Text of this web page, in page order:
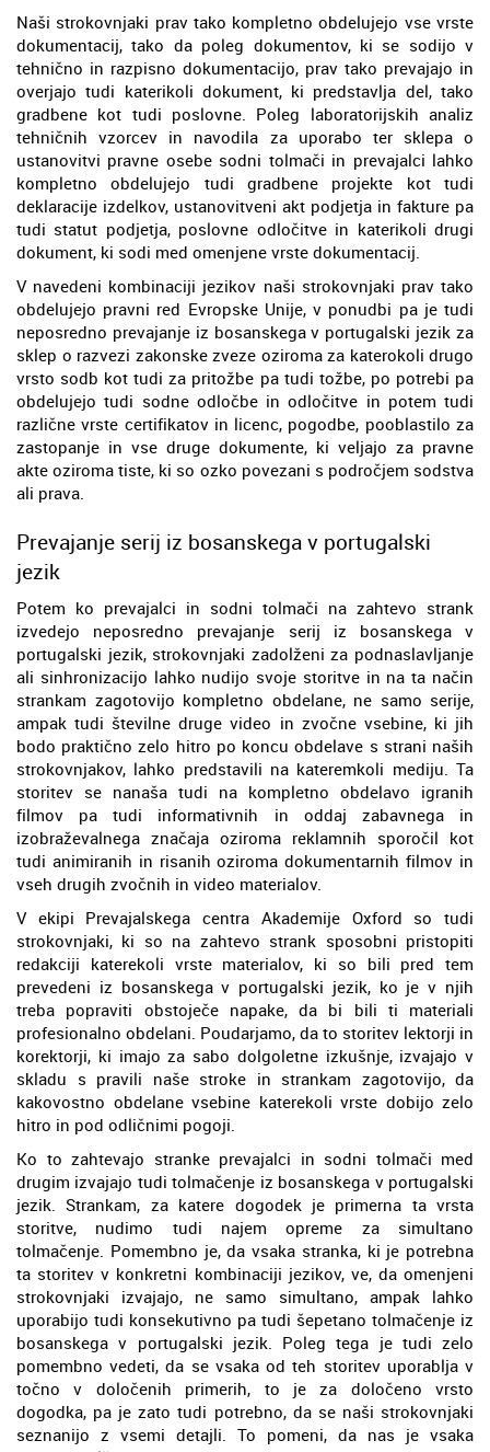
Naši strokovnjaki prav tako kompletno obdelujejo vse vrste
dokumentacij, tako da poleg dokumentov, ki se sodijo v
tehnično in razpisno dokumentacijo, prav tako prevajajo in
overjajo tudi katerikoli dokument, ki predstavlja del, tako
gradbene kot tudi poslovne. Poleg laboratorijskih analiz
tehničnih vzorcev in navodila za uporabo ter sklepa o
ustanovitvi pravne osebe sodni tolmači in prevajalci lahko
kompletno obdelujejo tudi gradbene projekte kot tudi
deklaracije izdelkov, ustanovitveni akt podjetja in fakture pa
tudi statut podjetja, poslovne odločitve in katerikoli drugi
dokument, ki sodi med omenjene vrste dokumentacij.
V navedeni kombinaciji jezikov naši strokovnjaki prav tako
obdelujejo pravni red Evropske Unije, v ponudbi pa je tudi
neposredno prevajanje iz bosanskega v portugalski jezik za
sklep o razvezi zakonske zveze oziroma za katerokoli drugo
vrsto sodb kot tudi za pritožbe pa tudi tožbe, po potrebi pa
obdelujejo tudi sodne odločbe in odločitve in potem tudi
različne vrste certifikatov in licenc, pogodbe, pooblastilo za
zastopanje in vse druge dokumente, ki veljajo za pravne
akte oziroma tiste, ki so ozko povezani s področjem sodstva
ali prava.
Prevajanje serij iz bosanskega v portugalski
jezik
Potem ko prevajalci in sodni tolmači na zahtevo strank
izvedejo neposredno prevajanje serij iz bosanskega v
portugalski jezik, strokovnjaki zadolženi za podnaslavljanje
ali sinhronizacijo lahko nudijo svoje storitve in na ta način
strankam zagotovijo kompletno obdelane, ne samo serije,
ampak tudi številne druge video in zvočne vsebine, ki jih
bodo praktično zelo hitro po koncu obdelave s strani naših
strokovnjakov, lahko predstavili na kateremkoli mediju. Ta
storitev se nanaša tudi na kompletno obdelavo igranih
filmov pa tudi informativnih in oddaj zabavnega in
izobraževalnega značaja oziroma reklamnih sporočil kot
tudi animiranih in risanih oziroma dokumentarnih filmov in
vseh drugih zvočnih in video materialov.
V ekipi Prevajalskega centra Akademije Oxford so tudi
strokovnjaki, ki so na zahtevo strank sposobni pristopiti
redakciji katerekoli vrste materialov, ki so bili pred tem
prevedeni iz bosanskega v portugalski jezik, ko je v njih
treba popraviti obstoječe napake, da bi bili ti materiali
profesionalno obdelani. Poudarjamo, da to storitev lektorji in
korektorji, ki imajo za sabo dolgoletne izkušnje, izvajajo v
skladu s pravili naše stroke in strankam zagotovijo, da
kakovostno obdelane vsebine katerekoli vrste dobijo zelo
hitro in pod odličnimi pogoji.
Ko to zahtevajo stranke prevajalci in sodni tolmači med
drugim izvajajo tudi tolmačenje iz bosanskega v portugalski
jezik. Strankam, za katere dogodek je primerna ta vrsta
storitve, nudimo tudi najem opreme za simultano
tolmačenje. Pomembno je, da vsaka stranka, ki je potrebna
ta storitev v konkretni kombinaciji jezikov, ve, da omenjeni
strokovnjaki izvajajo, ne samo simultano, ampak lahko
uporabijo tudi konsekutivno pa tudi šepetano tolmačenje iz
bosanskega v portugalski jezik. Poleg tega je tudi zelo
pomembno vedeti, da se vsaka od teh storitev uporablja v
točno v določenih primerih, to je za določeno vrsto
dogodka, pa je zato tudi potrebno, da se naši strokovnjaki
seznanijo z vsemi detajli. To pomeni, da nas je vsaka